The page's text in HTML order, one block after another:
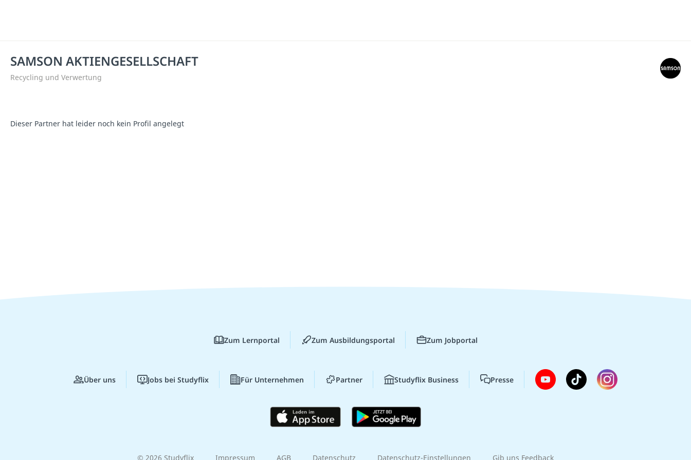
SAMSON AKTIENGESELLSCHAFT
Recycling und Verwertung
Dieser Partner hat leider noch kein Profil angelegt
Zum Lernportal Zum Ausbildungsportal Zum Jobportal
Über uns Jobs bei Studyflix Für Unternehmen Partner Studyflix Business Presse
© 2026 Studyflix Impressum AGB Datenschutz Datenschutz-Einstellungen Gib uns Feedback